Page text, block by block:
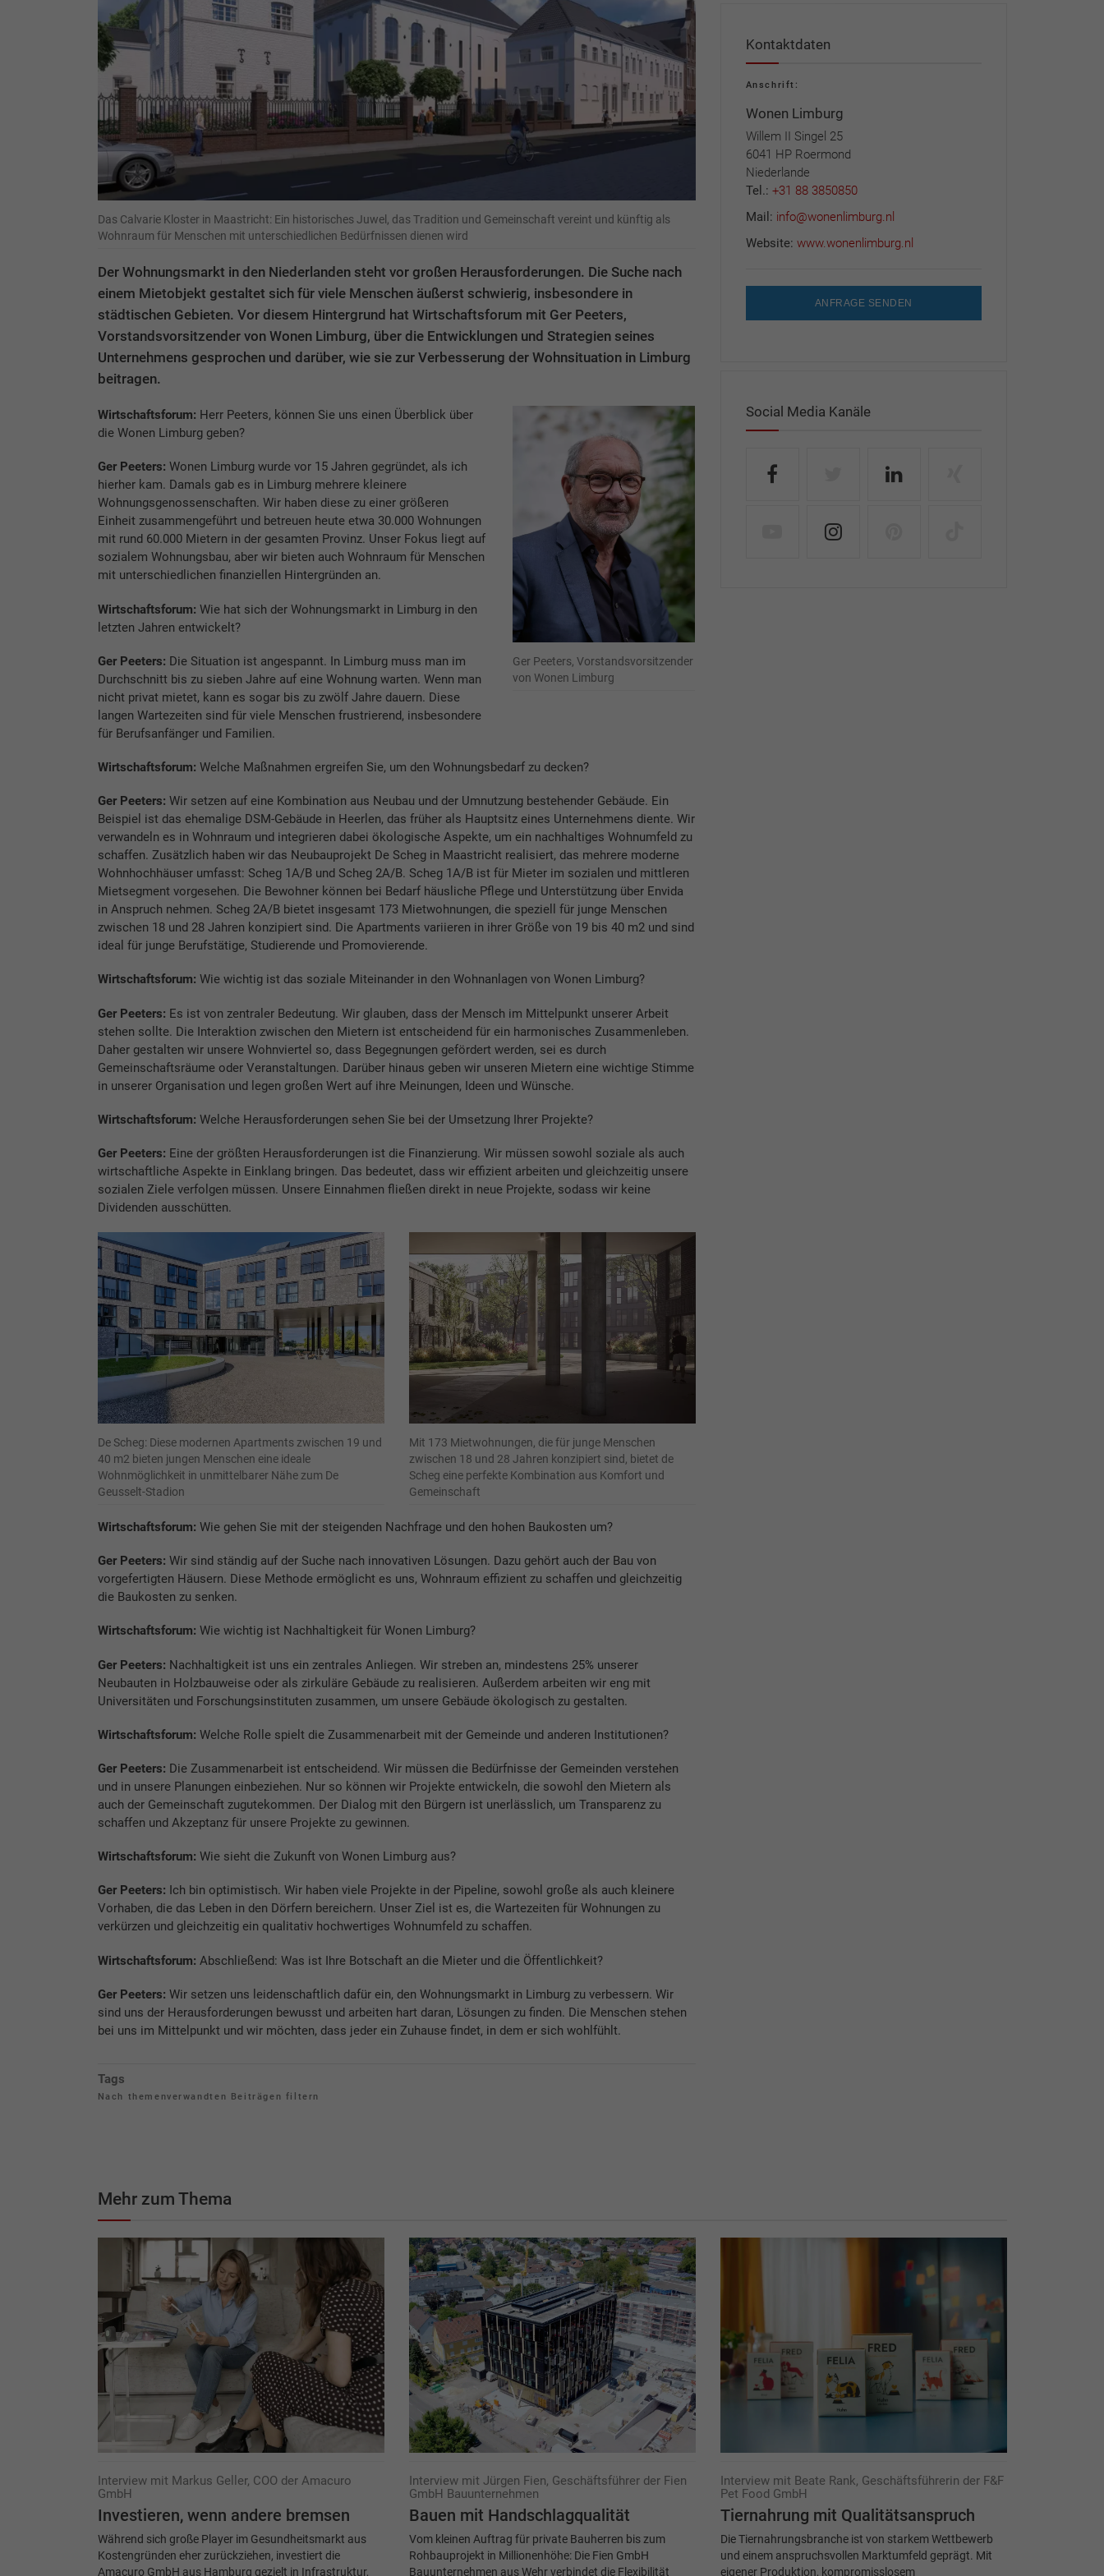
Das Calvarie Kloster in Maastricht: Ein historisches Juwel, das Tradition und Gemeinschaft vereint und künftig als
Wohnraum für Menschen mit unterschiedlichen Bedürfnissen dienen wird
Der Wohnungsmarkt in den Niederlanden steht vor großen Herausforderungen. Die Suche nach
einem Mietobjekt gestaltet sich für viele Menschen äußerst schwierig, insbesondere in
städtischen Gebieten. Vor diesem Hintergrund hat Wirtschaftsforum mit Ger Peeters,
Vorstandsvorsitzender von Wonen Limburg, über die Entwicklungen und Strategien seines
Unternehmens gesprochen und darüber, wie sie zur Verbesserung der Wohnsituation in Limburg
beitragen.
Wirtschaftsforum: Herr Peeters, können Sie uns einen Überblick über
die Wonen Limburg geben?
Ger Peeters: Wonen Limburg wurde vor 15 Jahren gegründet, als ich
hierher kam. Damals gab es in Limburg mehrere kleinere
Wohnungsgenossenschaften. Wir haben diese zu einer größeren
Einheit zusammengeführt und betreuen heute etwa 30.000 Wohnungen
mit rund 60.000 Mietern in der gesamten Provinz. Unser Fokus liegt auf
sozialem Wohnungsbau, aber wir bieten auch Wohnraum für Menschen
mit unterschiedlichen finanziellen Hintergründen an.
Wirtschaftsforum: Wie hat sich der Wohnungsmarkt in Limburg in den
letzten Jahren entwickelt?
Ger Peeters: Die Situation ist angespannt. In Limburg muss man im
Durchschnitt bis zu sieben Jahre auf eine Wohnung warten. Wenn man
nicht privat mietet, kann es sogar bis zu zwölf Jahre dauern. Diese
langen Wartezeiten sind für viele Menschen frustrierend, insbesondere
für Berufsanfänger und Familien.
Ger Peeters, Vorstandsvorsitzender
von Wonen Limburg
Wirtschaftsforum: Welche Maßnahmen ergreifen Sie, um den Wohnungsbedarf zu decken?
Ger Peeters: Wir setzen auf eine Kombination aus Neubau und der Umnutzung bestehender Gebäude. Ein
Beispiel ist das ehemalige DSM-Gebäude in Heerlen, das früher als Hauptsitz eines Unternehmens diente. Wir
verwandeln es in Wohnraum und integrieren dabei ökologische Aspekte, um ein nachhaltiges Wohnumfeld zu
schaffen. Zusätzlich haben wir das Neubauprojekt De Scheg in Maastricht realisiert, das mehrere moderne
Wohnhochhäuser umfasst: Scheg 1A/B und Scheg 2A/B. Scheg 1A/B ist für Mieter im sozialen und mittleren
Mietsegment vorgesehen. Die Bewohner können bei Bedarf häusliche Pflege und Unterstützung über Envida
in Anspruch nehmen. Scheg 2A/B bietet insgesamt 173 Mietwohnungen, die speziell für junge Menschen
zwischen 18 und 28 Jahren konzipiert sind. Die Apartments variieren in ihrer Größe von 19 bis 40 m2 und sind
ideal für junge Berufstätige, Studierende und Promovierende.
Wirtschaftsforum: Wie wichtig ist das soziale Miteinander in den Wohnanlagen von Wonen Limburg?
Ger Peeters: Es ist von zentraler Bedeutung. Wir glauben, dass der Mensch im Mittelpunkt unserer Arbeit
stehen sollte. Die Interaktion zwischen den Mietern ist entscheidend für ein harmonisches Zusammenleben.
Daher gestalten wir unsere Wohnviertel so, dass Begegnungen gefördert werden, sei es durch
Gemeinschaftsräume oder Veranstaltungen. Da­rüber hinaus geben wir unseren Mietern eine wichtige Stimme
in unserer Organisation und legen großen Wert auf ihre Meinungen, Ideen und Wünsche.
Wirtschaftsforum: Welche He­rausforderungen sehen Sie bei der Umsetzung Ihrer Projekte?
Ger Peeters: Eine der größten Herausforderungen ist die Finanzierung. Wir müssen sowohl soziale als auch
wirtschaftliche Aspekte in Einklang bringen. Das bedeutet, dass wir effizient arbeiten und gleichzeitig unsere
sozialen Ziele verfolgen müssen. Unsere Einnahmen fließen direkt in neue Projekte, sodass wir keine
Dividenden ausschütten.
De Scheg: Diese modernen Apartments zwischen 19 und
40 m2 bieten jungen Menschen eine ideale
Wohnmöglichkeit in unmittelbarer Nähe zum De
Geusselt-Stadion
Mit 173 Mietwohnungen, die für junge Menschen
zwischen 18 und 28 Jahren konzipiert sind, bietet de
Scheg eine perfekte Kombination aus Komfort und
Gemeinschaft
Wirtschaftsforum: Wie gehen Sie mit der steigenden Nachfrage und den hohen Baukosten um?
Ger Peeters: Wir sind ständig auf der Suche nach innovativen Lösungen. Dazu gehört auch der Bau von
vorgefertigten Häusern. Diese Methode ermöglicht es uns, Wohnraum effizient zu schaffen und gleichzeitig
die Baukosten zu senken.
Wirtschaftsforum: Wie wichtig ist Nachhaltigkeit für Wonen Limburg?
Ger Peeters: Nachhaltigkeit ist uns ein zentrales Anliegen. Wir streben an, mindestens 25% unserer
Neubauten in Holzbauweise oder als zirkuläre Gebäude zu realisieren. Außerdem arbeiten wir eng mit
Universitäten und Forschungsinstituten zusammen, um unsere Gebäude ökologisch zu gestalten.
Wirtschaftsforum: Welche Rolle spielt die Zusammenarbeit mit der Gemeinde und anderen Institutionen?
Ger Peeters: Die Zusammenarbeit ist entscheidend. Wir müssen die Bedürfnisse der Gemeinden verstehen
und in unsere Planungen einbeziehen. Nur so können wir Projekte entwickeln, die sowohl den Mietern als
auch der Gemeinschaft zugutekommen. Der Dialog mit den Bürgern ist unerlässlich, um Transparenz zu
schaffen und Akzeptanz für unsere Projekte zu gewinnen.
Wirtschaftsforum: Wie sieht die Zukunft von Wonen Limburg aus?
Ger Peeters: Ich bin optimistisch. Wir haben viele Projekte in der Pipeline, sowohl große als auch kleinere
Vorhaben, die das Leben in den Dörfern bereichern. Unser Ziel ist es, die Wartezeiten für Wohnungen zu
verkürzen und gleichzeitig ein qualitativ hochwertiges Wohnumfeld zu schaffen.
Wirtschaftsforum: Abschließend: Was ist Ihre Botschaft an die Mieter und die Öffentlichkeit?
Ger Peeters: Wir setzen uns leidenschaftlich dafür ein, den Wohnungsmarkt in Limburg zu verbessern. Wir
sind uns der Herausforderungen bewusst und arbeiten hart daran, Lösungen zu finden. Die Menschen stehen
bei uns im Mittelpunkt und wir möchten, dass jeder ein Zuhause findet, in dem er sich wohlfühlt.
Tags
Nach themenverwandten Beiträgen filtern
Kontaktdaten
Anschrift:
Wonen Limburg
Willem II Singel 25
6041 HP Roermond
Niederlande
Tel.: +31 88 3850850
Mail: info@wonenlimburg.nl
Website: www.wonenlimburg.nl
ANFRAGE SENDEN
Social Media Kanäle
Mehr zum Thema
Interview mit Markus Geller, COO der Amacuro
GmbH
Investieren, wenn andere bremsen
Während sich große Player im Gesundheitsmarkt aus
Kostengründen eher zurückziehen, investiert die
Amacuro GmbH aus Hamburg gezielt in Infrastruktur,
Interview mit Jürgen Fien, Geschäftsführer der Fien
GmbH Bauunternehmen
Bauen mit Handschlagqualität
Vom kleinen Auftrag für private Bauherren bis zum
Rohbauprojekt in Millionenhöhe: Die Fien GmbH
Bauunternehmen aus Wehr verbindet die Flexibilität
Interview mit Beate Rank, Geschäftsführerin der F&F
Pet Food GmbH
Tiernahrung mit Qualitätsanspruch
Die Tiernahrungsbranche ist von starkem Wettbewerb
und einem anspruchsvollen Markt­umfeld geprägt. Mit
eigener Produktion, kompromisslosem